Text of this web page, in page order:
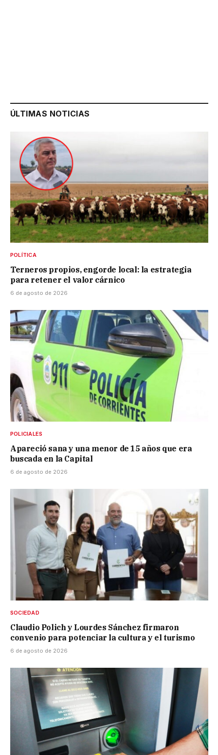
ÚLTIMAS NOTICIAS
POLÍTICA
Terneros propios, engorde local: la estrategia
para retener el valor cárnico
6 de agosto de 2026
POLICIALES
Apareció sana y una menor de 15 años que era
buscada en la Capital
6 de agosto de 2026
SOCIEDAD
Claudio Polich y Lourdes Sánchez firmaron
convenio para potenciar la cultura y el turismo
6 de agosto de 2026